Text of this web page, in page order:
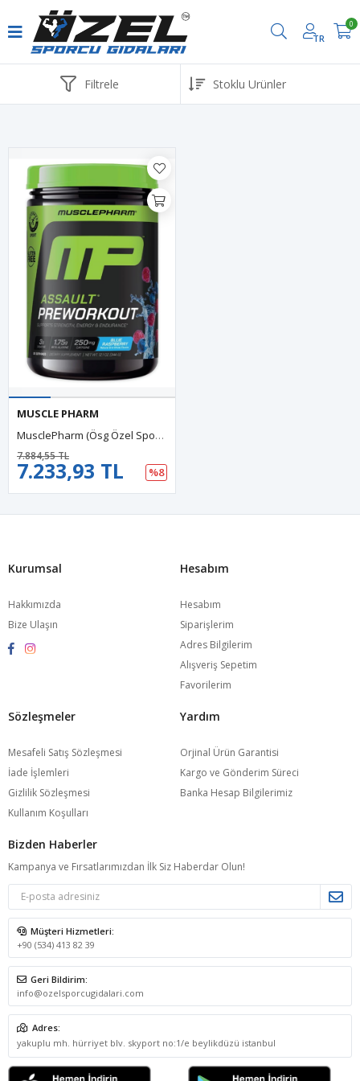
Havale ve EFT ödemelerinde %2 İndirim
TR
0
Filtrele
MUSCLE PHARM
MusclePharm (Ösg Özel Sporcu Gıdaları) Assault Sport 30 Servis Pre-Workout.(Amerikan Menşei Ve İçeriktir)57.
7.233,93 TL
7.884,55 TL
%8
Kurumsal
Hakkımızda
Bize Ulaşın
Hesabım
Hesabım
Siparişlerim
Adres Bilgilerim
Alışveriş Sepetim
Favorilerim
Sözleşmeler
Mesafeli Satış Sözleşmesi
İade İşlemleri
Gizlilik Sözleşmesi
Kullanım Koşulları
Yardım
Orjinal Ürün Garantisi
Kargo ve Gönderim Süreci
Banka Hesap Bilgilerimiz
Bizden Haberler
Kampanya ve Fırsatlarımızdan İlk Siz Haberdar Olun!
Müşteri Hizmetleri:
+90 (534) 413 82 39
Geri Bildirim:
info@ozelsporcugidalari.com
Adres:
yakuplu mh. hürriyet blv. skyport no:1/e beylikdüzü istanbul